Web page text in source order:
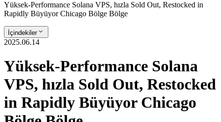
Yüksek-Performance Solana VPS, hızla Sold Out, Restocked in
Rapidly Büyüyor Chicago Bölge Bölge
İçindekiler
2025.06.14
Yüksek-Performance Solana
VPS, hızla Sold Out, Restocked
in Rapidly Büyüyor Chicago